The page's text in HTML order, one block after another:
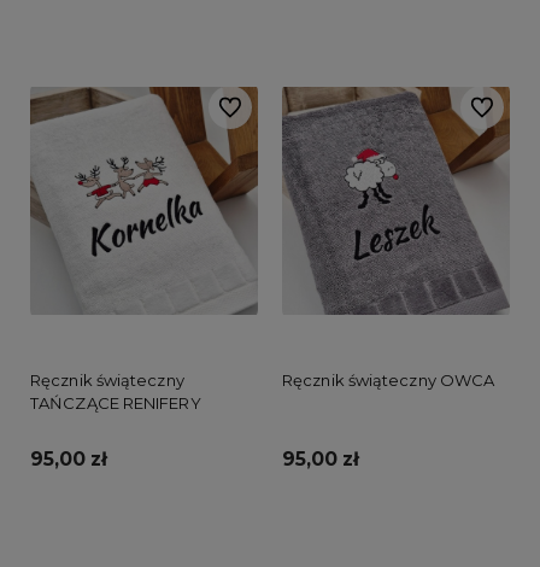
Ręcznik świąteczny
TAŃCZĄCE RENIFERY
95,00 zł
Do ulubionych
Ręcznik świąteczny OWCA
95,00 zł
Do